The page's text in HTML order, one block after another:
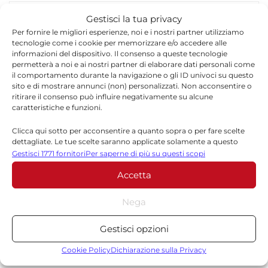
Gestisci la tua privacy
Per fornire le migliori esperienze, noi e i nostri partner utilizziamo
tecnologie come i cookie per memorizzare e/o accedere alle
informazioni del dispositivo. Il consenso a queste tecnologie
permetterà a noi e ai nostri partner di elaborare dati personali come
il comportamento durante la navigazione o gli ID univoci su questo
sito e di mostrare annunci (non) personalizzati. Non acconsentire o
ritirare il consenso può influire negativamente su alcune
caratteristiche e funzioni.
Clicca qui sotto per acconsentire a quanto sopra o per fare scelte
dettagliate. Le tue scelte saranno applicate solamente a questo
sito. È possibile modificare le impostazioni in qualsiasi momento,
compreso il ritiro del consenso, utilizzando i pulsanti della Cookie
Policy o cliccando sul pulsante di gestione del consenso nella parte
inferiore dello schermo.
Statistiche
Archiviare informazioni su dispositivo e/o accedervi, Misurare le
prestazioni degli annunci, Misurare le prestazioni dei contenuti,
Gestisci 1771 fornitoriPer saperne di più su questi scopi
Accetta
Nega
Gestisci opzioni
Cookie PolicyDichiarazione sulla Privacy
Redazione
La redazione di Quotidianodiragusa.it è composta
da giornalisti, collaboratori e professionisti
offrire notizie, approfondimenti e contenuti
accurati dedicati alla Sicilia, all’attualità, alla
politica, alla cronaca, alla cultura e allo sport. Un
team dinamico e indipendente che garantisce
qualità, tempestività e affidabilità.